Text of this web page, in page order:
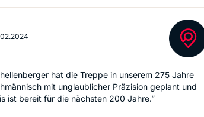
hat die Treppe in unserem 275 Jahre
mit unglaublicher Präzision geplant und
ist bereit für die nächsten 200 Jahre.”